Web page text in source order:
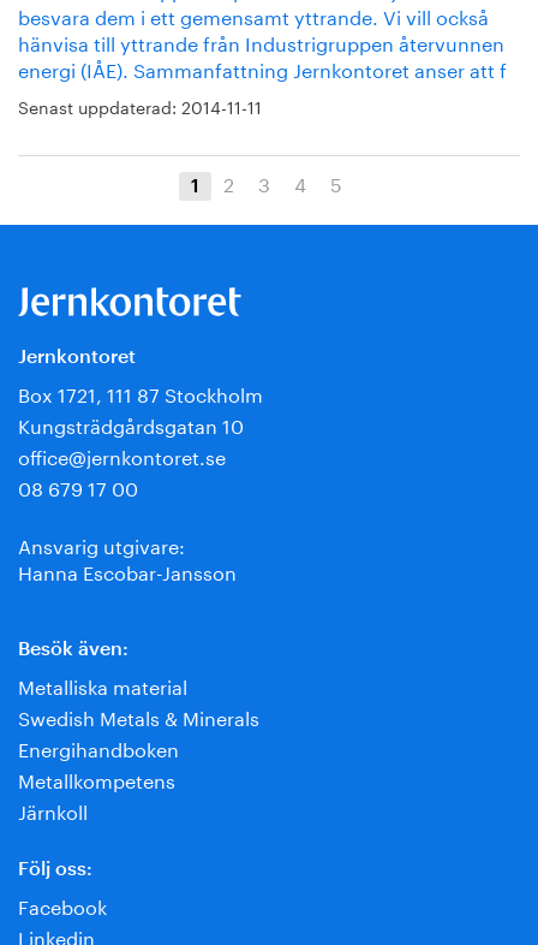
besvara dem i ett gemensamt yttrande. Vi vill också
hänvisa till yttrande från Industrigruppen återvunnen
energi (IÅE). Sammanfattning Jernkontoret anser att f
Senast uppdaterad: 2014-11-11
1 2 3 4 5
Jernkontoret
Box 1721, 111 87 Stockholm
Kungsträdgårdsgatan 10
office@jernkontoret.se
08 679 17 00
Ansvarig utgivare:
Hanna Escobar-Jansson
Besök även:
Metalliska material
Swedish Metals & Minerals
Energihandboken
Metallkompetens
Järnkoll
Följ oss:
Facebook
Linkedin